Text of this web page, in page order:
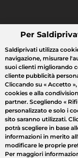
Cosa cerchi?
Tutte le vendite
Per
Saldiprivati utilizza
navigazione, misurare
suoi clienti migliorando
cliente pubblicità
Cliccando su « Accetto »
cookies e alla
partner. Scegliendo «
personalizzato e solo i
sito saranno utilizzati.
potrà scegliere in base
informazioni in merito
modificare le proprie
Per maggiori